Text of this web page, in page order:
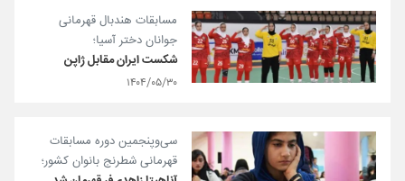
مسابقات هندبال قهرمانی
جوانان دختر آسیا؛
شکست ایران مقابل ژاپن
۱۴۰۴/۰۵/۳۰
سی‌وپنجمین دوره مسابقات
قهرمانی شطرنج بانوان کشور؛